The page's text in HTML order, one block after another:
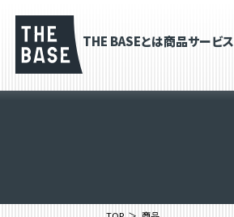
THE BASEとは商品サービス